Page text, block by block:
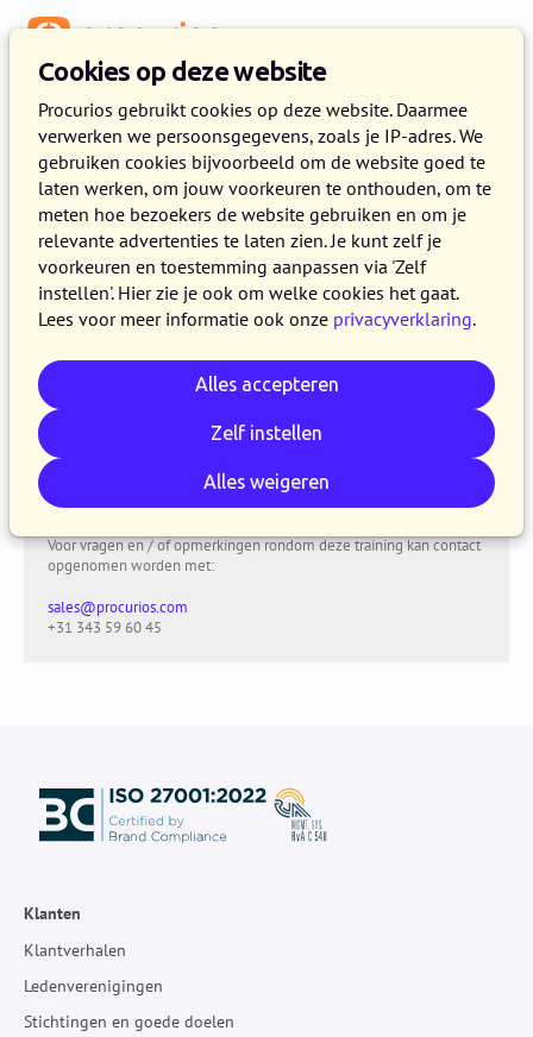
Cookies op deze website
Procurios gebruikt cookies op deze website. Daarmee
verwerken we persoonsgegevens, zoals je IP-adres. We
gebruiken cookies bijvoorbeeld om de website goed te
laten werken, om jouw voorkeuren te onthouden, om te
meten hoe bezoekers de website gebruiken en om je
relevante advertenties te laten zien. Je kunt zelf je
voorkeuren en toestemming aanpassen via 'Zelf
instellen'. Hier zie je ook om welke cookies het gaat.
Lees voor meer informatie ook onze privacyverklaring.
Alles accepteren
Zelf instellen
Alles weigeren
Training Functioneel
Beheerder
(Verenigingen)
dinsdag 8 oktober 2024 van 09:00 uur tot 16:30 uur,
donderdag 17 oktober 2024 van 09:00 uur tot 16:30 uur
De aanmeldperiode is voorbij
Op dit moment is het niet meer mogelijk om je alsnog aan
te melden omdat de aanmeldperiode voorbij is.
Voor vragen en / of opmerkingen rondom deze training kan contact
opgenomen worden met:
sales@procurios.com
+31 343 59 60 45
Klanten
Klantverhalen
Ledenverenigingen
Stichtingen en goede doelen